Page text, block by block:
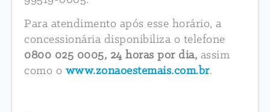
Para atendimento após esse horário, a
concessionária disponibiliza o telefone
0800 025 0005, 24 horas por dia, assim
como o www.zonaoestemais.com.br.